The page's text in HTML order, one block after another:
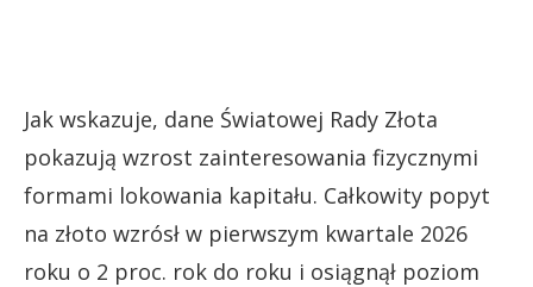
Jak wskazuje, dane Światowej Rady Złota
pokazują wzrost zainteresowania fizycznymi
formami lokowania kapitału. Całkowity popyt
na złoto wzrósł w pierwszym kwartale 2026
roku o 2 proc. rok do roku i osiągnął poziom